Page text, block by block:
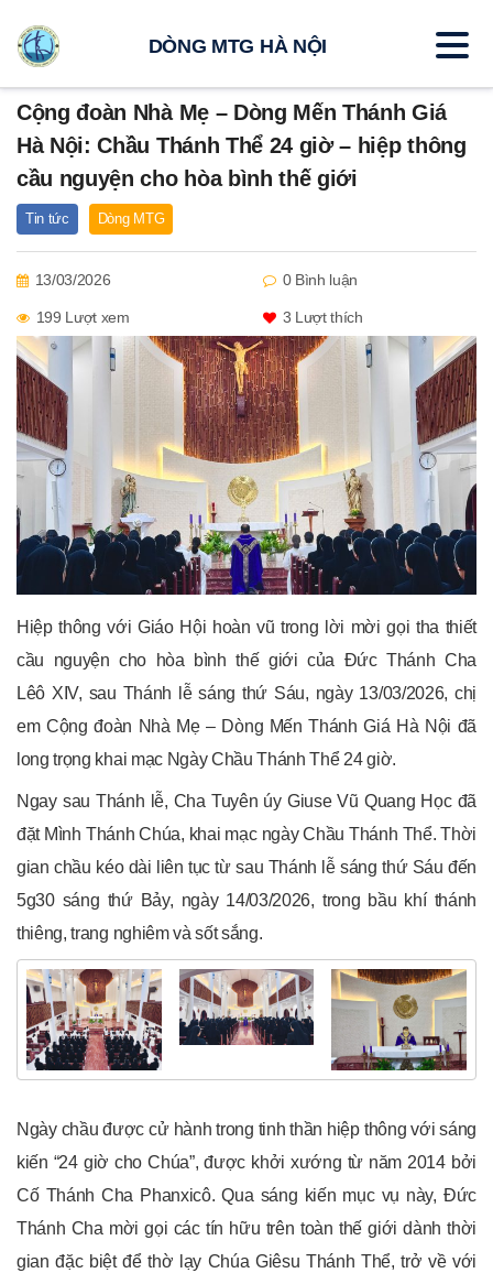
Cộng đoàn Nhà Mẹ – Dòng Mến Thánh Giá
Hà Nội: Chầu Thánh Thể 24 giờ – hiệp thông
cầu nguyện cho hòa bình thế giới
Tin tức Dòng MTG
13/03/2026 0 Bình luận
199 Lượt xem 3 Lượt thích
Hiệp thông với Giáo Hội hoàn vũ trong lời mời gọi tha thiết
cầu nguyện cho hòa bình thế giới của Đức Thánh Cha
Lêô XIV, sau Thánh lễ sáng thứ Sáu, ngày 13/03/2026, chị
em Cộng đoàn Nhà Mẹ – Dòng Mến Thánh Giá Hà Nội đã
long trọng khai mạc Ngày Chầu Thánh Thể 24 giờ.
Ngay sau Thánh lễ, Cha Tuyên úy Giuse Vũ Quang Học đã
đặt Mình Thánh Chúa, khai mạc ngày Chầu Thánh Thể. Thời
gian chầu kéo dài liên tục từ sau Thánh lễ sáng thứ Sáu đến
5g30 sáng thứ Bảy, ngày 14/03/2026, trong bầu khí thánh
thiêng, trang nghiêm và sốt sắng.
Ngày chầu được cử hành trong tinh thần hiệp thông với sáng
kiến “24 giờ cho Chúa”, được khởi xướng từ năm 2014 bởi
Cố Thánh Cha Phanxicô. Qua sáng kiến mục vụ này, Đức
Thánh Cha mời gọi các tín hữu trên toàn thế giới dành thời
gian đặc biệt để thờ lạy Chúa Giêsu Thánh Thể, trở về với
DÒNG MTG HÀ NỘI